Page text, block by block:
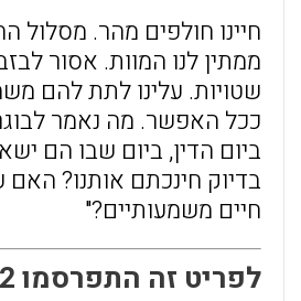
חיינו חולפים מהר. מסלול
ממתין לנו המוות. אסור
שטויות. עלינו לתת להם
ככל האפשר. מה נאמר
ביום הדין, ביום שבו הם
בדיוק חינכתם אותנו? האם
חיים משמעותיים?"
לפריט זה התפרסמו 2 תגובות